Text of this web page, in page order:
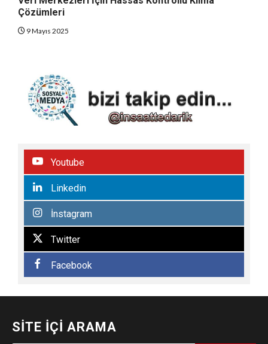
Çözümleri
9 Mayıs 2025
Youtube
Linkedin
İnstagram
Twitter
Facebook
SITE İÇI ARAMA